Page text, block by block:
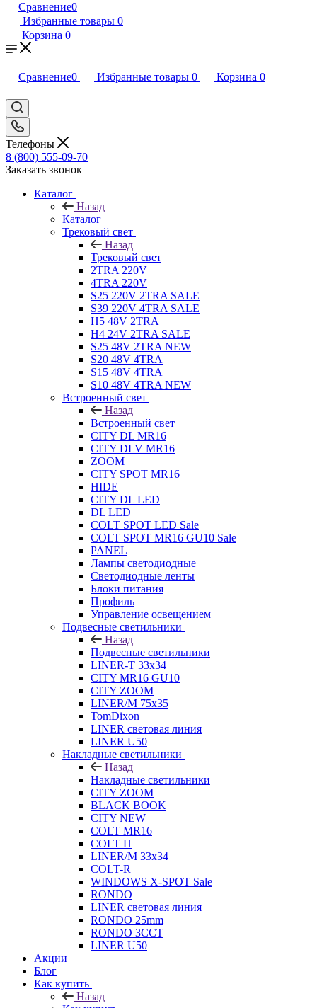
Сравнение0
Избранные товары 0
Корзина 0
Сравнение0 Избранные товары 0 Корзина 0
Телефоны
8 (800) 555-09-70
Заказать звонок
Каталог
Назад
Каталог
Трековый свет
Назад
Трековый свет
2TRA 220V
4TRA 220V
S25 220V 2TRA SALE
S39 220V 4TRA SALE
H5 48V 2TRA
H4 24V 2TRA SALE
S25 48V 2TRA NEW
S20 48V 4TRA
S15 48V 4TRA
S10 48V 4TRA NEW
Встроенный свет
Назад
Встроенный свет
CITY DL MR16
CITY DLV MR16
ZOOM
CITY SPOT MR16
HIDE
CITY DL LED
DL LED
COLT SPOT LED Sale
COLT SPOT MR16 GU10 Sale
PANEL
Лампы светодиодные
Светодиодные ленты
Блоки питания
Профиль
Управление освещением
Подвесные светильники
Назад
Подвесные светильники
LINER-T 33x34
CITY MR16 GU10
CITY ZOOM
LINER/M 75х35
TomDixon
LINER световая линия
LINER U50
Накладные светильники
Назад
Накладные светильники
CITY ZOOM
BLACK BOOK
CITY NEW
COLT MR16
COLT П
LINER/М 33х34
COLT-R
WINDOWS X-SPOT Sale
RONDO
LINER световая линия
RONDO 25mm
RONDO 3CCT
LINER U50
Акции
Блог
Как купить
Назад